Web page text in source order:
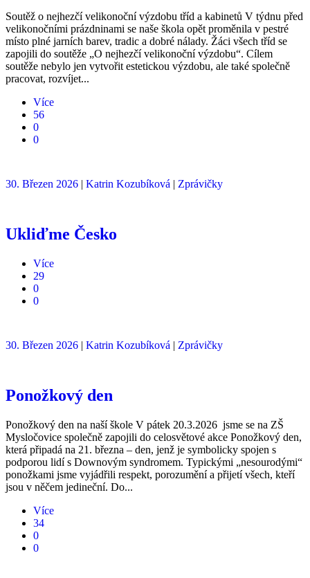
Soutěž o nejhezčí velikonoční výzdobu tříd a kabinetů V týdnu před
velikonočními prázdninami se naše škola opět proměnila v pestré
místo plné jarních barev, tradic a dobré nálady. Žáci všech tříd se
zapojili do soutěže „O nejhezčí velikonoční výzdobu“. Cílem
soutěže nebylo jen vytvořit estetickou výzdobu, ale také společně
pracovat, rozvíjet...
Více
56
0
0
30. Březen 2026 | Katrin Kozubíková | Zprávičky
Ukliďme Česko
Více
29
0
0
30. Březen 2026 | Katrin Kozubíková | Zprávičky
Ponožkový den
Ponožkový den na naší škole V pátek 20.3.2026 jsme se na ZŠ
Mysločovice společně zapojili do celosvětové akce Ponožkový den,
která připadá na 21. března – den, jenž je symbolicky spojen s
podporou lidí s Downovým syndromem. Typickými „nesourodými“
ponožkami jsme vyjádřili respekt, porozumění a přijetí všech, kteří
jsou v něčem jedineční. Do...
Více
34
0
0